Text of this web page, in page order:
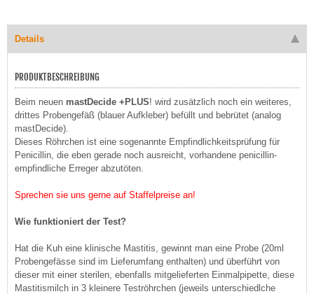
Details
PRODUKTBESCHREIBUNG
Beim neuen mastDecide +PLUS! wird zusätzlich noch ein weiteres,
drittes Probengefäß (blauer Aufkleber) befüllt und bebrütet (analog
mastDecide).
Dieses Röhrchen ist eine sogenannte Empfindlichkeitsprüfung für
Penicillin, die eben gerade noch ausreicht, vorhandene penicillin-
empfindliche Erreger abzutöten.
Sprechen sie uns gerne auf Staffelpreise an!
Wie funktioniert der Test?
Hat die Kuh eine klinische Mastitis, gewinnt man eine Probe (20ml
Probengefässe sind im Lieferumfang enthalten) und überführt von
dieser mit einer sterilen, ebenfalls mitgelieferten Einmalpipette, diese
Mastitismilch in 3 kleinere Teströhrchen (jeweils unterschiedlche